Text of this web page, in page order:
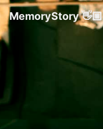
MemoryStory 👋🏼